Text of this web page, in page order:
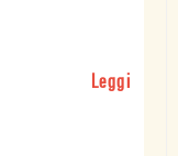
Leggi